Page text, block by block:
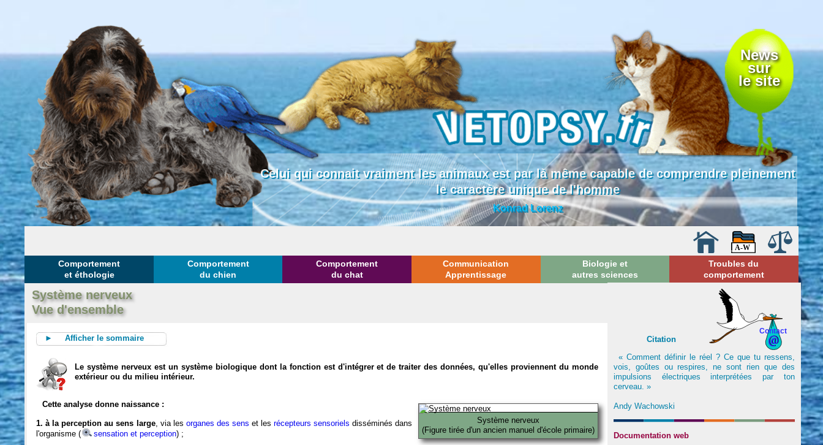
News
sur
le site
Celui qui connait vraiment les animaux est par là même capable de comprendre pleinement
le caractère unique de l'homme
Konrad Lorenz
Comportement
et éthologie
Comportement
du chien
Comportement
du chat
Communication
Apprentissage
Biologie et
autres sciences
Troubles du
comportement
Système nerveux
Vue d'ensemble
► Afficher le sommaire
Le système nerveux est un système biologique dont la fonction est d'intégrer et de traiter des données, qu'elles proviennent du monde
extérieur ou du milieu intérieur.
Système nerveux
(Figure tirée d'un ancien manuel d'école primaire)
Cette analyse donne naissance :
1. à la perception au sens large, via les organes des sens et les récepteurs sensoriels disséminés dans
l'organisme (
sensation et perception) ;
Contact
Citation
« Comment définir le réel ? Ce que tu ressens,
vois, goûtes ou respires, ne sont rien que des
impulsions électriques interprétées par ton
cerveau. »
Andy Wachowski
Documentation web